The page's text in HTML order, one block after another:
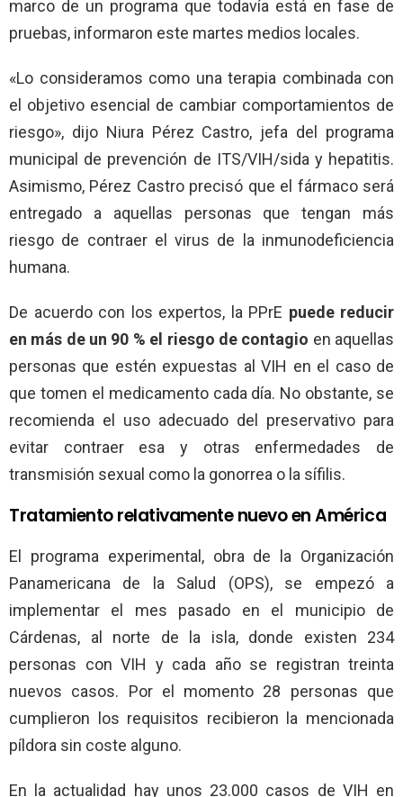
marco de un programa que todavía está en fase de
pruebas, informaron este martes medios locales.
«Lo consideramos como una terapia combinada con
el objetivo esencial de cambiar comportamientos de
riesgo», dijo Niura Pérez Castro, jefa del programa
municipal de prevención de ITS/VIH/sida y hepatitis.
Asimismo, Pérez Castro precisó que el fármaco será
entregado a aquellas personas que tengan más
riesgo de contraer el virus de la inmunodeficiencia
humana.
De acuerdo con los expertos, la PPrE puede reducir
en más de un 90 % el riesgo de contagio en aquellas
personas que estén expuestas al VIH en el caso de
que tomen el medicamento cada día. No obstante, se
recomienda el uso adecuado del preservativo para
evitar contraer esa y otras enfermedades de
transmisión sexual como la gonorrea o la sífilis.
Tratamiento relativamente nuevo en América
El programa experimental, obra de la Organización
Panamericana de la Salud (OPS), se empezó a
implementar el mes pasado en el municipio de
Cárdenas, al norte de la isla, donde existen 234
personas con VIH y cada año se registran treinta
nuevos casos. Por el momento 28 personas que
cumplieron los requisitos recibieron la mencionada
píldora sin coste alguno.
En la actualidad hay unos 23.000 casos de VIH en